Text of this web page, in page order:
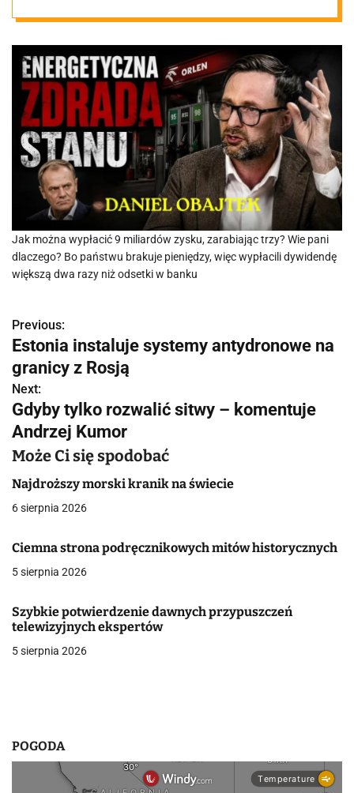
kluczowej
rafinerii
Jak można wypłacić 9 miliardów zysku, zarabiając trzy? Wie pani
dlaczego? Bo państwu brakuje pieniędzy, więc wypłacili dywidendę
większą dwa razy niż odsetki w banku
N
a
w
i
g
a
c
j
a
p
i
Previous:
Estonia instaluje systemy antydronowe na
granicy z Rosją
Next:
Gdyby tylko rozwalić sitwy – komentuje
Andrzej Kumor
Może Ci się spodobać
Najdroższy morski kranik na świecie
6 sierpnia 2026
Ciemna strona podręcznikowych mitów historycznych
5 sierpnia 2026
Szybkie potwierdzenie dawnych przypuszczeń
telewizyjnych ekspertów
5 sierpnia 2026
POGODA